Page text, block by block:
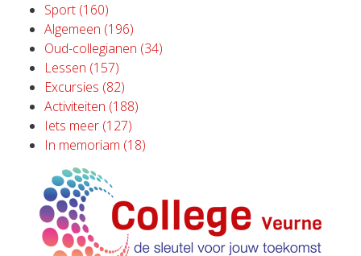
Sport (160)
Algemeen (196)
Oud-collegianen (34)
Lessen (157)
Excursies (82)
Activiteiten (188)
Iets meer (127)
In memoriam (18)